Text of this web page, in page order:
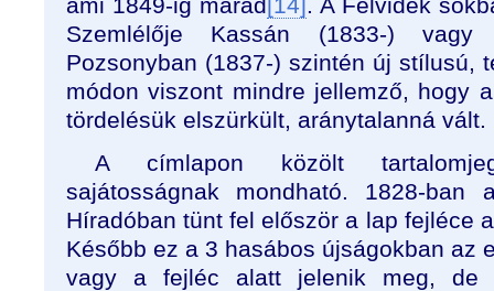
Szemlélője Kassán (1833-)
Pozsonyban (1837-) szintén új stílusú,
módon viszont mindre jellemző, hogy
tördelésük elszürkült, aránytalanná vált.
A címlapon közölt
sajátosságnak mondható. 1828-ban
Híradóban tünt fel először a lap fejléce
Később ez a 3 hasábos újságokban az
vagy a fejléc alatt jelenik meg, de